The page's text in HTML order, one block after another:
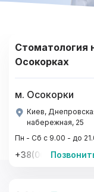
Стоматология
Осокорках
м. Осокорки
Киев,
набережная, 25
Пн - Сб с 9.00 - до
+38(067)-441-